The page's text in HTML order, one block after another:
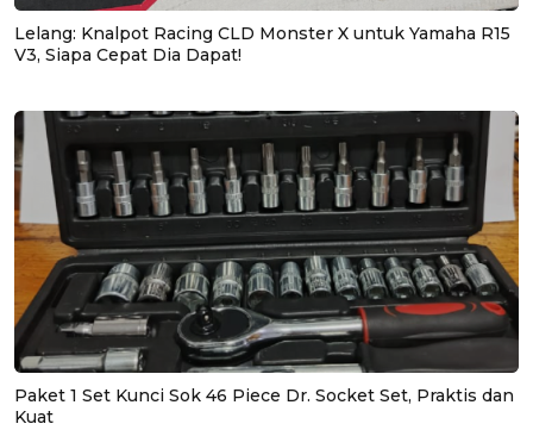
Lelang: Knalpot Racing CLD Monster X untuk Yamaha R15
V3, Siapa Cepat Dia Dapat!
Paket 1 Set Kunci Sok 46 Piece Dr. Socket Set, Praktis dan
Kuat